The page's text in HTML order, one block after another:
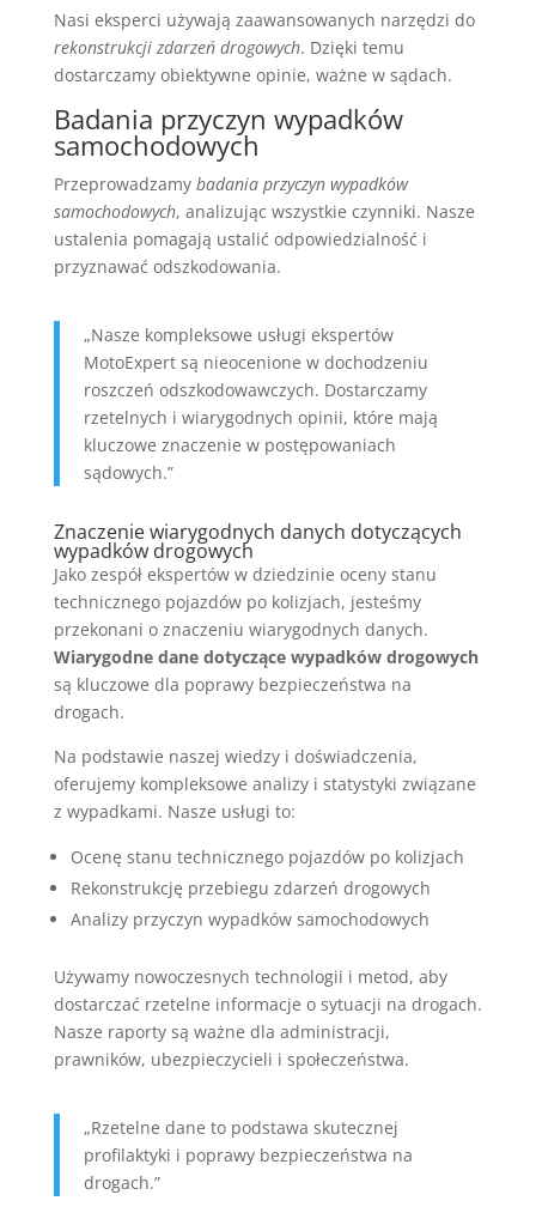
Nasi eksperci używają zaawansowanych narzędzi do
rekonstrukcji zdarzeń drogowych. Dzięki temu
dostarczamy obiektywne opinie, ważne w sądach.
Badania przyczyn wypadków
samochodowych
Przeprowadzamy badania przyczyn wypadków
samochodowych, analizując wszystkie czynniki. Nasze
ustalenia pomagają ustalić odpowiedzialność i
przyznawać odszkodowania.
„Nasze kompleksowe usługi ekspertów
MotoExpert są nieocenione w dochodzeniu
roszczeń odszkodowawczych. Dostarczamy
rzetelnych i wiarygodnych opinii, które mają
kluczowe znaczenie w postępowaniach
sądowych.”
Znaczenie wiarygodnych danych dotyczących
wypadków drogowych
Jako zespół ekspertów w dziedzinie oceny stanu
technicznego pojazdów po kolizjach, jesteśmy
przekonani o znaczeniu wiarygodnych danych.
Wiarygodne dane dotyczące wypadków drogowych
są kluczowe dla poprawy bezpieczeństwa na
drogach.
Na podstawie naszej wiedzy i doświadczenia,
oferujemy kompleksowe analizy i statystyki związane
z wypadkami. Nasze usługi to:
Ocenę stanu technicznego pojazdów po kolizjach
Rekonstrukcję przebiegu zdarzeń drogowych
Analizy przyczyn wypadków samochodowych
Używamy nowoczesnych technologii i metod, aby
dostarczać rzetelne informacje o sytuacji na drogach.
Nasze raporty są ważne dla administracji,
prawników, ubezpieczycieli i społeczeństwa.
„Rzetelne dane to podstawa skutecznej
profilaktyki i poprawy bezpieczeństwa na
drogach.”